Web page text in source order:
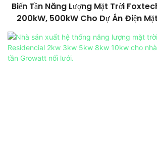
Biến Tần Năng Lượng Mặt Trời
200kW, 500kW Cho Dự Án Điện